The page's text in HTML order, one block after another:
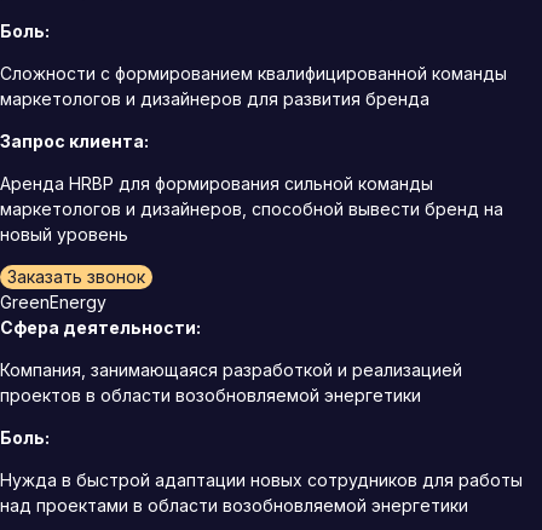
Боль:
Сложности с формированием квалифицированной команды
маркетологов и дизайнеров для развития бренда
Запрос клиента:
Аренда HRBP для формирования сильной команды
маркетологов и дизайнеров, способной вывести бренд на
новый уровень
Заказать звонок
GreenEnergy
Сфера деятельности:
Компания, занимающаяся разработкой и реализацией
проектов в области возобновляемой энергетики
Боль:
Нужда в быстрой адаптации новых сотрудников для работы
над проектами в области возобновляемой энергетики